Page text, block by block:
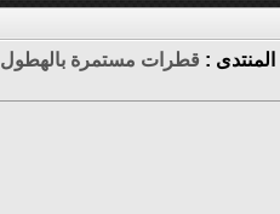
المنتدى : قطرات مستمرة بالهطول